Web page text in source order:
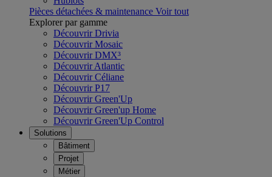
Pièces détachées & maintenance Voir tout
Explorer par gamme
Découvrir Drivia
Découvrir Mosaic
Découvrir DMX³
Découvrir Atlantic
Découvrir Céliane
Découvrir P17
Découvrir Green'Up
Découvrir Green'up Home
Découvrir Green'Up Control
Solutions
Bâtiment
Projet
Métier